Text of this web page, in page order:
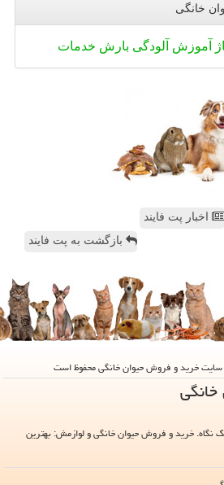
خانگی
آموزش آلودگی بارش خدمات
اخبار پت فایند
بازگشت به پت فایند
نگاه. خرید و فروش حیوان خانگی و لوازمش: بهترین